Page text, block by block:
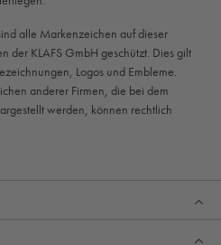
alle Markenzeichen auf dieser
der KLAFS GmbH geschützt. Dies gilt
Logos und Embleme.
anderer Firmen, die bei dem
werden, können rechtlich